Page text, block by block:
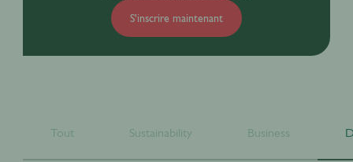
S'inscrire maintenant
Tout Sustainability Business